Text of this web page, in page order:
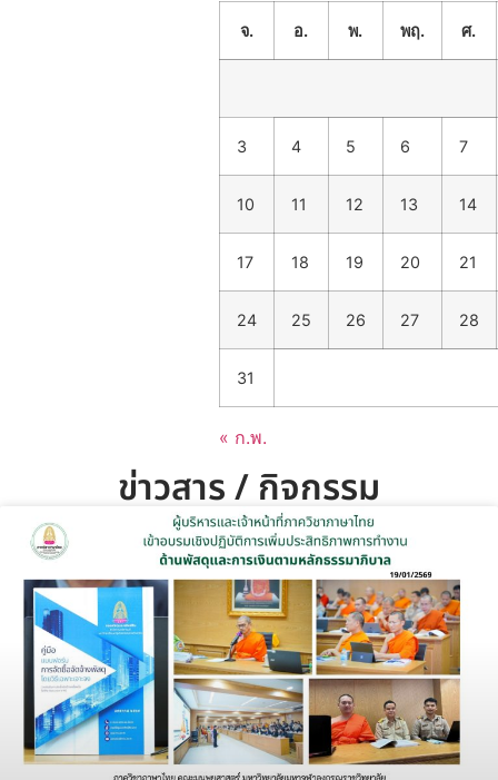
จ. อ. พ. พฤ. ศ.
3 4 5 6 7
10 11 12 13 14
17 18 19 20 21
24 25 26 27 28
31
« ก.พ.
ข่าวสาร / กิจกรรม